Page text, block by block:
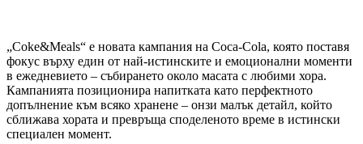
„Coke&Meals“ е новата кампания на Coca-Cola, която поставя
фокус върху един от най-истинските и емоционални моменти
в ежедневието – събирането около масата с любими хора.
Кампанията позиционира напитката като перфектното
допълнение към всяко хранене – онзи малък детайл, който
сближава хората и превръща споделеното време в истински
специален момент.